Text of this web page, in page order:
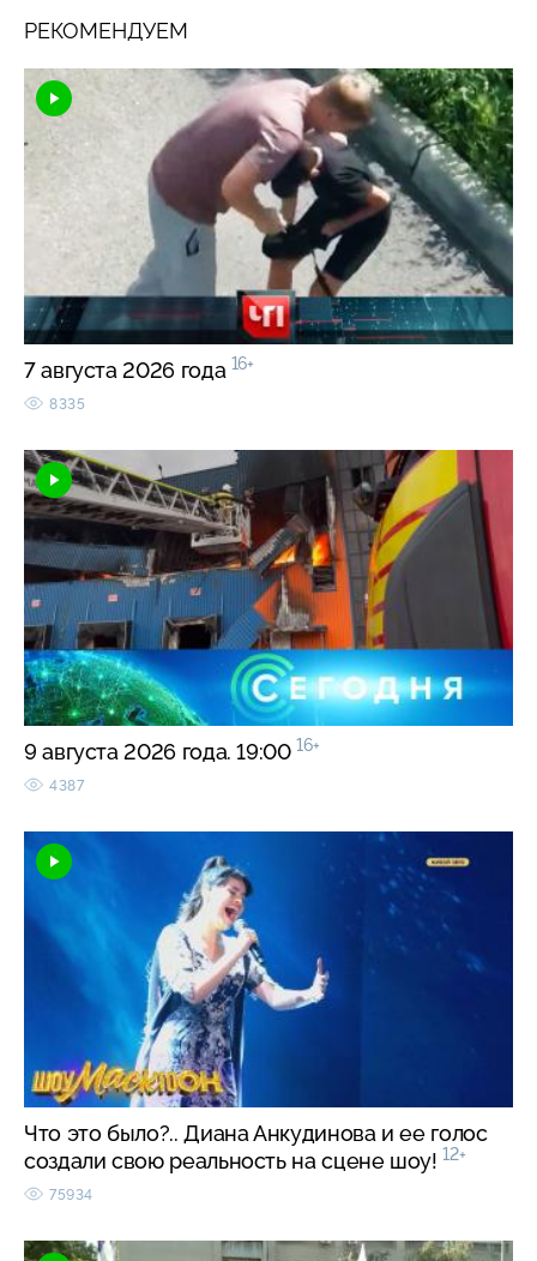
РЕКОМЕНДУЕМ
7 августа 2026 года 16+
8335
9 августа 2026 года. 19:00 16+
4387
Что это было?.. Диана Анкудинова и ее голос
создали свою реальность на сцене шоу! 12+
75934